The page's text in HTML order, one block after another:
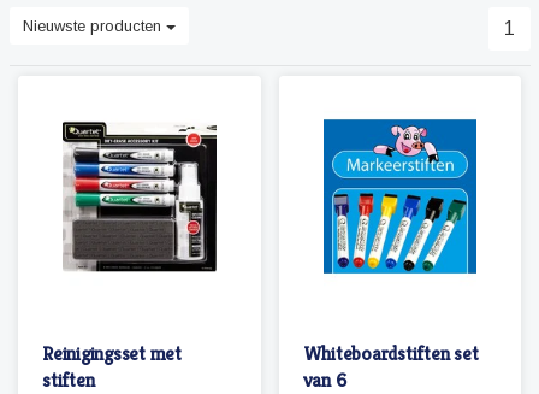
Nieuwste producten 1
Reinigingsset met
stiften
Whiteboardstiften set
van 6